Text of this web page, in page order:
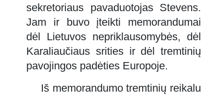
sekretoriaus pavaduotojas Stevens.
Jam ir buvo įteikti memorandumai
dėl Lietuvos nepriklausomybės, dėl
Karaliaučiaus srities ir dėl tremtinių
pavojingos padėties Europoje.
Iš memorandumo tremtinių reikalu